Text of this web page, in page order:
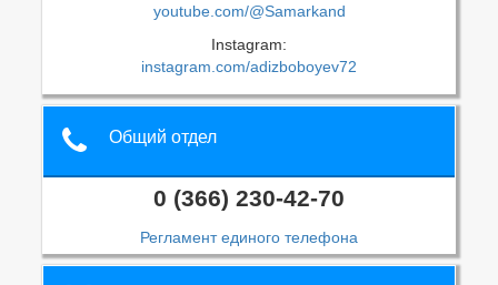
youtube.com/@Samarkand
Instagram:
instagram.com/adizboboyev72
Общий отдел
0 (366) 230-42-70
Регламент единого телефона